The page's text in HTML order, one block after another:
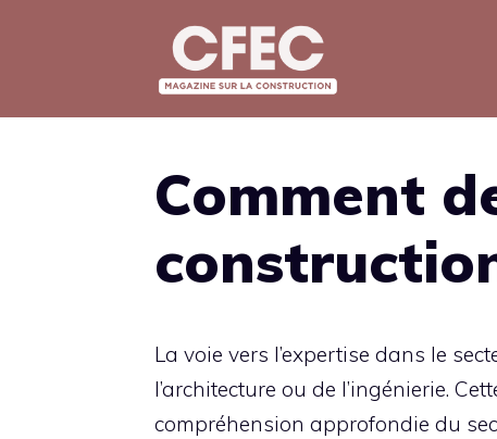
Comment
La voie vers l’expertise dans le
l’architecture ou de l’ingénierie.
compréhension approfondie du